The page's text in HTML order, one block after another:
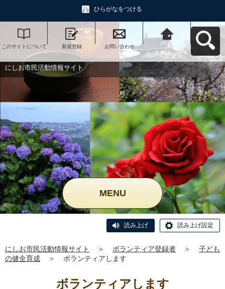
ひらがなをつける
このサイトについて 新規登録 お問い合わせ
にしお市民活動情報
サイトへ戻る
にしお市民活動情報サイト
MENU
読み上げ 読み上げ設定
にしお市民活動情報サイト ＞ ボランティア登録者 ＞
子ども
の健全育成
＞ ボランティアします
ボランティアします